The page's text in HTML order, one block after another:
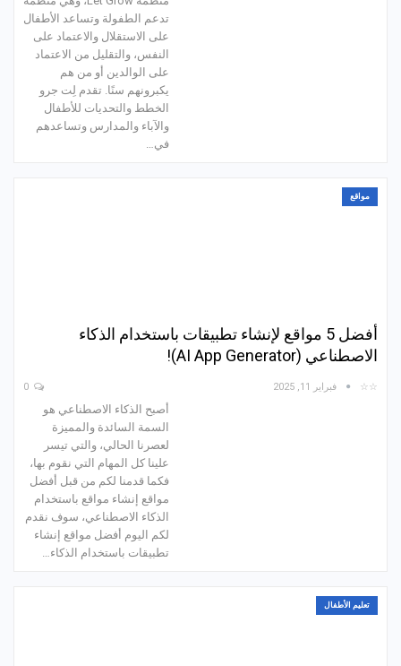
تدعم الطفولة وتساعد الأطفال
على الاستقلال والاعتماد على
النفس، والتقليل من الاعتماد
على الوالدين أو من هم
يكبرونهم سنًا. تقدم لِت جرو
الخطط والتحديات للأطفال
والآباء والمدارس وتساعدهم
في…
مواقع
أفضل 5 مواقع لإنشاء تطبيقات باستخدام الذكاء
الاصطناعي (AI App Generator)!
☆☆ فبراير 11, 2025
أصبح الذكاء الاصطناعي هو
السمة السائدة والمميزة
لعصرنا الحالي، والتي تيسر
علينا كل المهام التي نقوم بها،
فكما قدمنا لكم من قبل أفضل
مواقع إنشاء مواقع باستخدام
الذكاء الاصطناعي، سوف نقدم
لكم اليوم أفضل مواقع إنشاء
تطبيقات باستخدام الذكاء…
تعليم الأطفال